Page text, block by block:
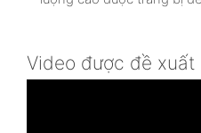
Video được đề xuất